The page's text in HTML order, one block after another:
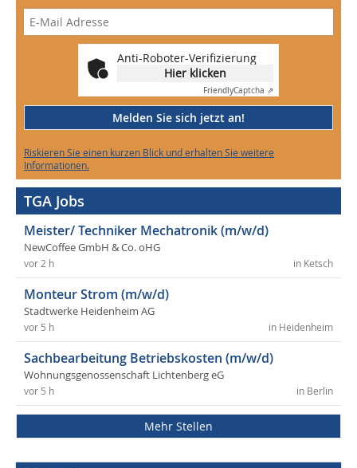
Anti-Roboter-Verifizierung
Hier klicken
FriendlyCaptcha ⇗
Melden Sie sich jetzt an!
Riskieren Sie einen kurzen Blick und erhalten Sie weitere
Informationen.
TGA Jobs
Meister/ Techniker Mechatronik (m/w/d)
NewCoffee GmbH & Co. oHG
in Ketsch
vor 2 h
Monteur Strom (m/w/d)
Stadtwerke Heidenheim AG
in Heidenheim
vor 5 h
Sachbearbeitung Betriebskosten (m/w/d)
Wohnungsgenossenschaft Lichtenberg eG
in Berlin
vor 5 h
Mehr Stellen